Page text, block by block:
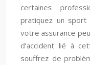
certaines
pratiquez un sport
votre assurance
d’accident lié à
souffrez de